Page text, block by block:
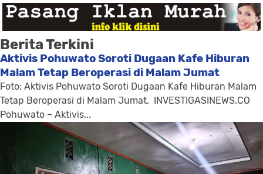
Berita Terkini
Aktivis Pohuwato Soroti Dugaan Kafe Hiburan
Malam Tetap Beroperasi di Malam Jumat
Foto: Aktivis Pohuwato Soroti Dugaan Kafe Hiburan Malam
Tetap Beroperasi di Malam Jumat. INVESTIGASINEWS.CO
Pohuwato – Aktivis...